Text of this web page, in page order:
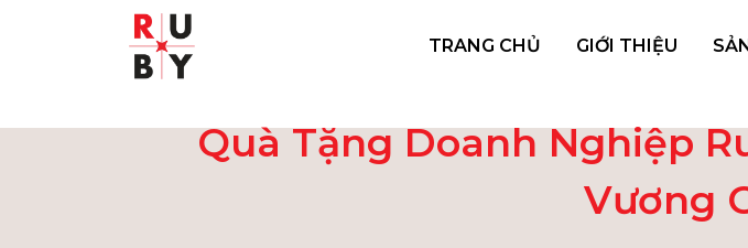
TRANG CHỦ GIỚI THIỆU
Quà Tặng Doanh Nghiệp
Vương